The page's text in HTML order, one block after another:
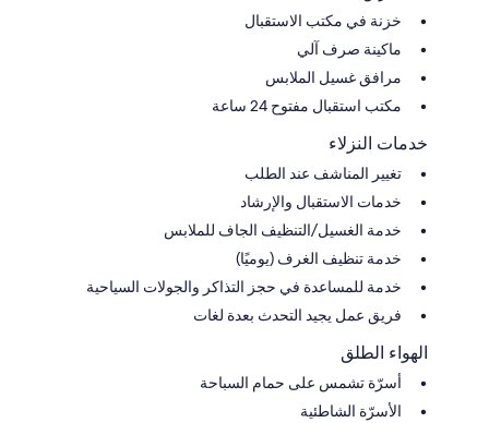
خزنة في مكتب الاستقبال
ماكينة صرف آلي
مرافق غسيل الملابس
مكتب استقبال مفتوح 24 ساعة
خدمات النزلاء
تغيير المناشف عند الطلب
خدمات الاستقبال والإرشاد
خدمة الغسيل/التنظيف الجاف للملابس
خدمة تنظيف الغرف (يوميًا)
خدمة للمساعدة في حجز التذاكر والجولات السياحية
فريق عمل يجيد التحدث بعدة لغات
الهواء الطلق
أسرّة تشمس على حمام السباحة
الأسرّة الشاطئية